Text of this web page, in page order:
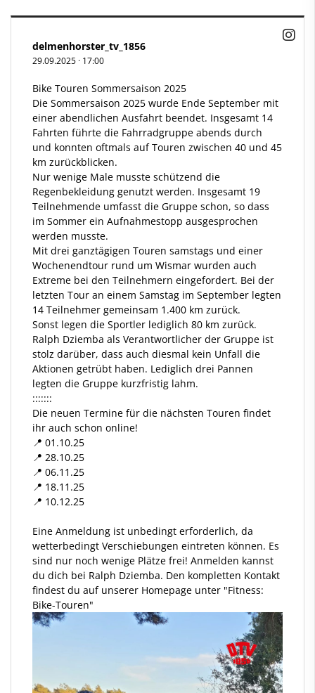
delmenhorster_tv_1856
29.09.2025 · 17:00
Bike Touren Sommersaison 2025
Die Sommersaison 2025 wurde Ende September mit
einer abendlichen Ausfahrt beendet. Insgesamt 14
Fahrten führte die Fahrradgruppe abends durch
und konnten oftmals auf Touren zwischen 40 und 45
km zurückblicken.
Nur wenige Male musste schützend die
Regenbekleidung genutzt werden. Insgesamt 19
Teilnehmende umfasst die Gruppe schon, so dass
im Sommer ein Aufnahmestopp ausgesprochen
werden musste.
Mit drei ganztägigen Touren samstags und einer
Wochenendtour rund um Wismar wurden auch
Extreme bei den Teilnehmern eingefordert. Bei der
letzten Tour an einem Samstag im September legten
14 Teilnehmer gemeinsam 1.400 km zurück.
Sonst legen die Sportler lediglich 80 km zurück.
Ralph Dziemba als Verantwortlicher der Gruppe ist
stolz darüber, dass auch diesmal kein Unfall die
Aktionen getrübt haben. Lediglich drei Pannen
legten die Gruppe kurzfristig lahm.
:::::::
Die neuen Termine für die nächsten Touren findet
ihr auch schon online!
📍 01.10.25
📍 28.10.25
📍 06.11.25
📍 18.11.25
📍 10.12.25
Eine Anmeldung ist unbedingt erforderlich, da
wetterbedingt Verschiebungen eintreten können. Es
sind nur noch wenige Plätze frei! Anmelden kannst
du dich bei Ralph Dziemba. Den kompletten Kontakt
findest du auf unserer Homepage unter "Fitness:
Bike-Touren"